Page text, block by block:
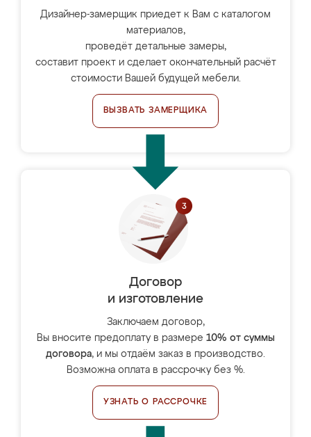
Дизайнер-замерщик приедет к Вам с каталогом
материалов,
проведёт детальные замеры,
составит проект и сделает окончательный расчёт
стоимости Вашей будущей мебели.
ВЫЗВАТЬ ЗАМЕРЩИКА
Договор
и изготовление
Заключаем договор,
Вы вносите предоплату в размере 10% от суммы
договора, и мы отдаём заказ в производство.
Возможна оплата в рассрочку без %.
УЗНАТЬ О РАССРОЧКЕ